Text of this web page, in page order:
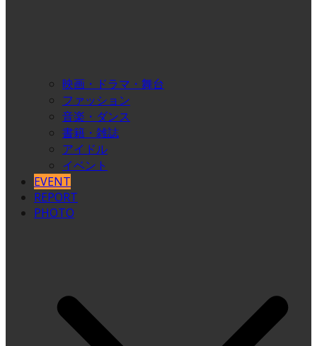
映画・ドラマ・舞台
ファッション
音楽・ダンス
書籍・雑誌
アイドル
イベント
EVENT
REPORT
PHOTO